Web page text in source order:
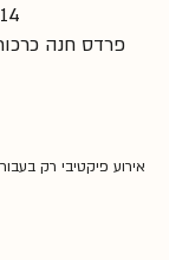
14 ביוני 2026, 19:00 – 23:00
פרדס חנה כרכור, רבי עקיבא
אירוע פיקטיבי רק